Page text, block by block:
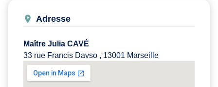
Adresse
Maître Julia CAVÉ
33 rue Francis Davso , 13001 Marseille